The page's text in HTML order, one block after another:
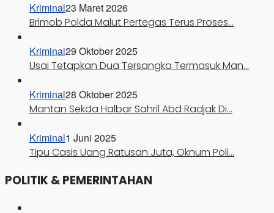
Kriminal23 Maret 2026
Brimob Polda Malut Pertegas Terus Proses…
Kriminal29 Oktober 2025
Usai Tetapkan Dua Tersangka Termasuk Man…
Kriminal28 Oktober 2025
Mantan Sekda Halbar Sahril Abd Radjak Di…
Kriminal1 Juni 2025
Tipu Casis Uang Ratusan Juta, Oknum Poli…
POLITIK & PEMERINTAHAN